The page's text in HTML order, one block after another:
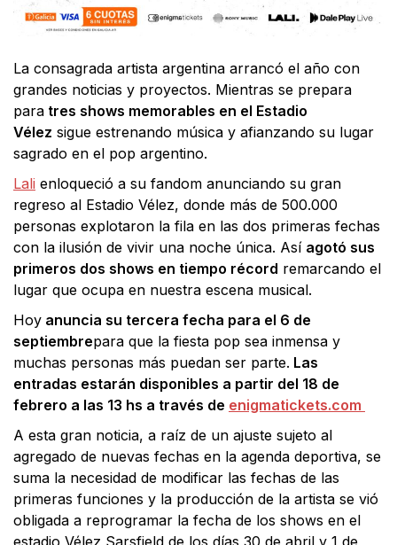
La consagrada artista argentina arrancó el año con
grandes noticias y proyectos. Mientras se prepara
para tres shows memorables en el Estadio
Vélez sigue estrenando música y afianzando su lugar
sagrado en el pop argentino.
Lali enloqueció a su fandom anunciando su gran
regreso al Estadio Vélez, donde más de 500.000
personas explotaron la fila en las dos primeras fechas
con la ilusión de vivir una noche única. Así agotó sus
primeros dos shows en tiempo récord remarcando el
lugar que ocupa en nuestra escena musical.
Hoy anuncia su tercera fecha para el 6 de
septiembrepara que la fiesta pop sea inmensa y
muchas personas más puedan ser parte. Las
entradas estarán disponibles a partir del 18 de
febrero a las 13 hs a través de enigmatickets.com
A esta gran noticia, a raíz de un ajuste sujeto al
agregado de nuevas fechas en la agenda deportiva, se
suma la necesidad de modificar las fechas de las
primeras funciones y la producción de la artista se vió
obligada a reprogramar la fecha de los shows en el
estadio Vélez Sarsfield de los días 30 de abril y 1 de